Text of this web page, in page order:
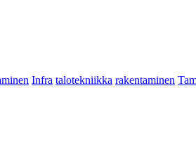
Infra talotekniikka rakentaminen